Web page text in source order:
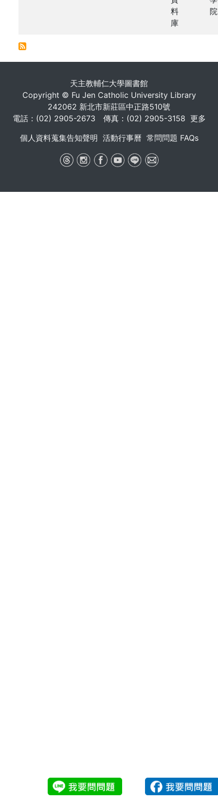
料
庫
院
天主教輔仁大學圖書館
Copyright © Fu Jen Catholic University Library
242062 新北市新莊區中正路510號
電話：(02) 2905-2673 傳真：(02) 2905-3158 更多
個人資料蒐集告知聲明 活動行事曆 常問問題 FAQs